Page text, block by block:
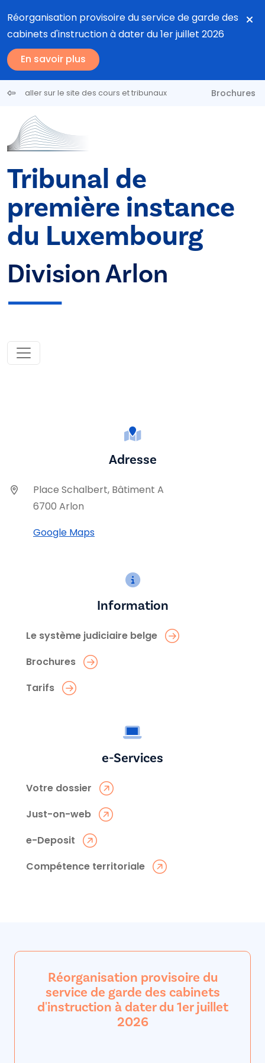
Réorganisation provisoire du service de garde des
cabinets d'instruction à dater du 1er juillet 2026
En savoir plus
aller sur le site des cours et tribunaux Brochures
Tribunal de
première instance
du Luxembourg
Division Arlon
Adresse
Place Schalbert, Bâtiment A
6700 Arlon
Google Maps
Information
Le système judiciaire belge
Brochures
Tarifs
e-Services
Votre dossier
Just-on-web
e-Deposit
Compétence territoriale
Réorganisation provisoire du
service de garde des cabinets
d'instruction à dater du 1er juillet
2026